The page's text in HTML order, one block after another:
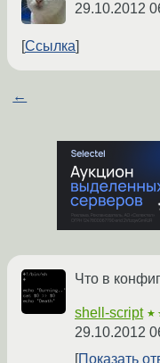
29.10.2012
Ссылка
←
Что в
shell-script
29.10.2012
Показать